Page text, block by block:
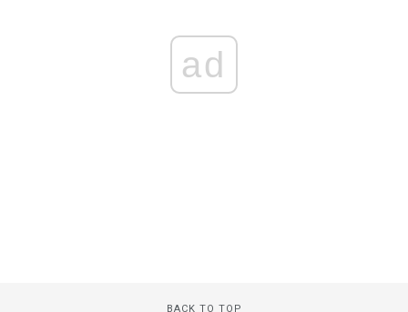
ad
BACK TO TOP